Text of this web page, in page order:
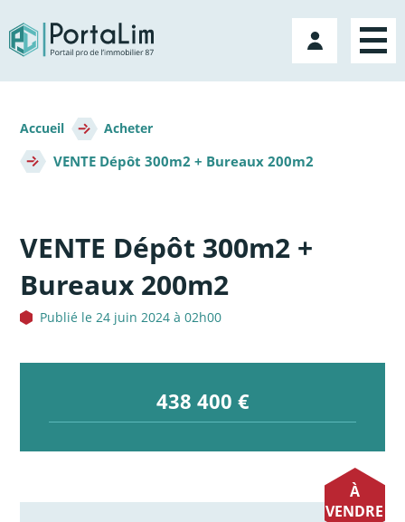
directement
au
contenu
Mon
compte
d'Ariane
Accueil Acheter
VENTE Dépôt 300m2 + Bureaux 200m2
VENTE Dépôt 300m2 +
Bureaux 200m2
Publié le 24 juin 2024 à 02h00
438 400 €
À
VENDRE